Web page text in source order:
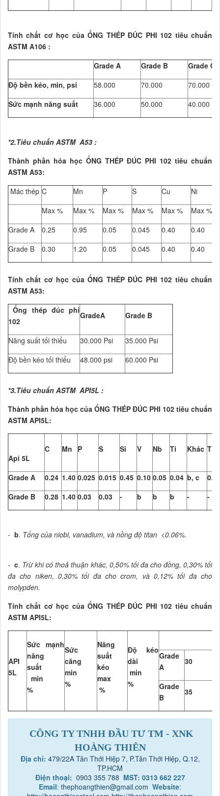
Tính chất cơ học của ỐNG THÉP ĐÚC PHI 102 tiêu chuẩn
ASTM A106 :
Grade A
Grade B
Grade C
Độ bền kéo, min, psi
58.000 70.000
70.000
Sức mạnh năng suất
36.000 50.000 40.000
*2.Tiêu chuẩn ASTM A53 :
Thành phần hóa học ỐNG THÉP ĐÚC PHI 102 tiêu chuẩn
ASTM A53:
Mác thép C Mn P S Cu
Ni
Max %
Max % Max % Max % Max %
Max %
Grade A
0.25 0.95 0.05 0.045 0.40
0.40
Grade B
0.30 1.20 0.05 0.045 0.40 0.40
Tính chất cơ học của ỐNG THÉP ĐÚC PHI 102 tiêu chuẩn
ASTM A53:
Ống thép đúc phi
102
GradeA Grade B
Năng suất tối thiểu 30.000 Psi
35.000 Psi
Độ bền kéo tối thiểu
48.000 psi 60.000 Psi
*3.Tiêu chuẩn ASTM API5L :
Thành phần hóa học của ỐNG THÉP ĐÚC PHI 102 tiêu chuẩn
ASTM API5L:
Api 5L
C Mn P S Si V Nb Ti Khác Ti
Grade A 0.24 1.40 0.025 0.015 0.45 0.10 0.05 0.04 b, c
Grade B
0.28 1.40 0.03 0.03 - b b b - -
- b. Tổng của niobi, vanadium, và nồng độ titan <0.06%.
-c. Trừ khi có thoả thuận khác, 0,50% tối đa cho đồng, 0,30% tối
đa cho niken, 0,30% tối đa cho crom, và 0,12% tối đa cho
molypden.
Tính chất cơ học của ỐNG THÉP ĐÚC PHI 102 tiêu chuẩn
ASTM API5L:
API
5L
Sức mạnh
năng
suất
min
%
Sức
căng
min
%
Năng
suất
kéo
max
%
Độ kéo
dài
min
%
Grade
A
30
Grade
B
35
CÔNG TY TNHH ĐẦU TƯ TM - XNK
HOÀNG THIÊN
Địa chỉ: 479/22A Tân Thới Hiệp 7, P.Tân Thới Hiệp, Q.12,
TP.HCM
Điện thoại: 0903 355 788 MST: 0313 662 227
Email: thephoangthien@gmail.com Website: